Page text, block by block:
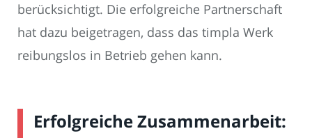
berücksichtigt. Die erfolgreiche Partnerschaft
hat dazu beigetragen, dass das timpla Werk
reibungslos in Betrieb gehen kann.
Erfolgreiche Zusammenarbeit: